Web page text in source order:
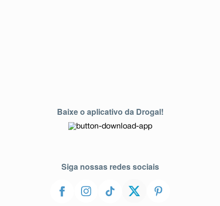
Baixe o aplicativo da Drogal!
Siga nossas redes sociais